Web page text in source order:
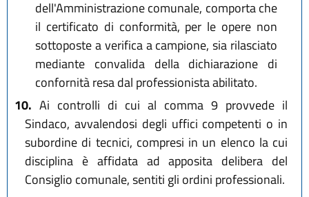
dell'Amministrazione comunale, comporta che
il certificato di conformità, per le opere non
sottoposte a verifica a campione, sia rilasciato
mediante convalida della dichiarazione di
confornità resa dal professionista abilitato.
10. Ai controlli di cui al comma 9 provvede il
Sindaco, avvalendosi degli uffici competenti o in
subordine di tecnici, compresi in un elenco la cui
disciplina è affidata ad apposita delibera del
Consiglio comunale, sentiti gli ordini professionali.